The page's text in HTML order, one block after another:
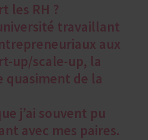
les RH ?
travaillant
aux
up/scale-up, la
quasiment de la
j’ai souvent pu
avec mes paires.